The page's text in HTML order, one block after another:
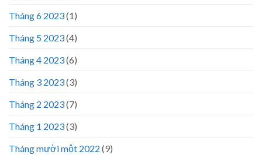
Tháng 6 2023(1)
Tháng 5 2023(4)
Tháng 4 2023(6)
Tháng 3 2023(3)
Tháng 2 2023(7)
Tháng 1 2023(3)
Tháng mười một 2022 (9)